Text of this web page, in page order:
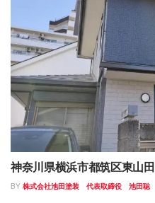
神奈川県横浜市都筑区東山
BY 株式会社池田塗装 代表取締役 池田聡